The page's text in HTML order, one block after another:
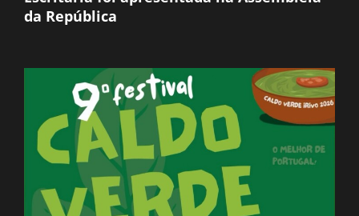
da República